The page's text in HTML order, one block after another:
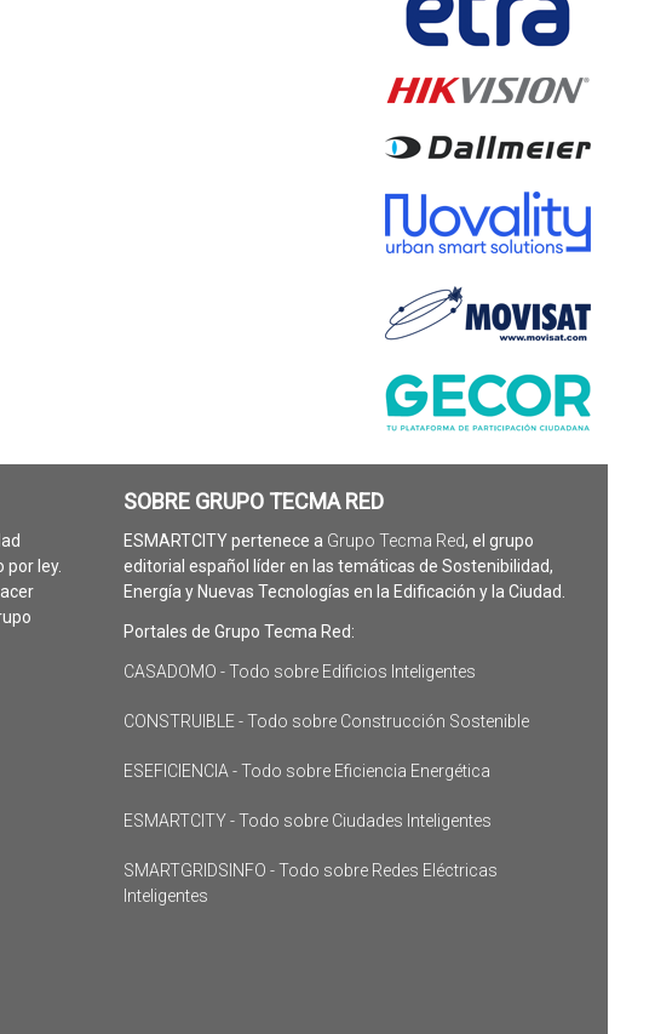
por ley.
SOBRE GRUPO TECMA RED
ESMARTCITY pertenece a Grupo Tecma Red, el grupo
editorial español líder en las temáticas de Sostenibilidad,
Energía y Nuevas Tecnologías en la Edificación y la Ciudad.
Portales de Grupo Tecma Red:
CASADOMO - Todo sobre Edificios Inteligentes
CONSTRUIBLE - Todo sobre Construcción Sostenible
ESEFICIENCIA - Todo sobre Eficiencia Energética
ESMARTCITY - Todo sobre Ciudades Inteligentes
SMARTGRIDSINFO - Todo sobre Redes Eléctricas
Inteligentes